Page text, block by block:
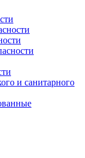
и санитарного